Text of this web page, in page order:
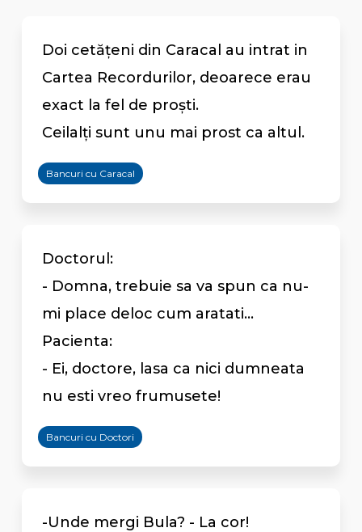
Doi cetăţeni din Caracal au intrat in
Cartea Recordurilor, deoarece erau
exact la fel de proşti.
Ceilalţi sunt unu mai prost ca altul.
Bancuri cu Caracal
Doctorul:
- Domna, trebuie sa va spun ca nu-
mi place deloc cum aratati...
Pacienta:
- Ei, doctore, lasa ca nici dumneata
nu esti vreo frumusete!
Bancuri cu Doctori
-Unde mergi Bula? - La cor!